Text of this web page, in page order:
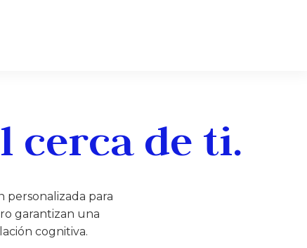
cerca de ti.
personalizada para
garantizan una
cognitiva.